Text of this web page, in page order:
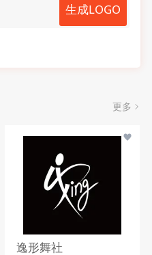
生成LOGO
更多
逸形舞社